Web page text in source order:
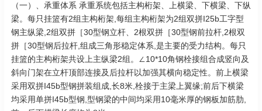
（一）、承重体系 承重系统包括主构桁架、上横梁、下横梁、下纵
梁。每只挂篮有2组主构桁架,每组主构桁架为2组双拼I25b工字型
钢主纵梁,2组双拼［30型钢立杆、2根双拼［30型钢前拉杆,2根双
拼［30型钢后拉杆,组成三角形稳定体系,是主要的受力结构。每只
挂篮的主构桁架共设上主纵梁2组。∠10*10角钢栓接组合成竖向及
斜向门架在立杆顶部连接及后拉杆以加强其横向稳定性。前上横梁
采用双拼I45b型钢拼装组成,长8米,栓接于主梁上翼缘;前后下横梁
均采用单拼I45b型钢,型钢梁的中间均采用10毫米厚的钢板加筋肋,